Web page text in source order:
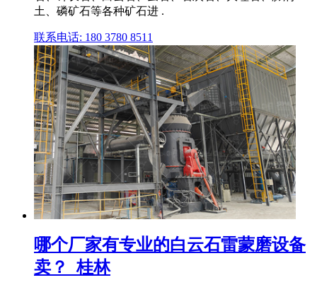
土、磷矿石等各种矿石进 .
联系电话: 180 3780 8511
哪个厂家有专业的白云石雷蒙磨设备
卖？_桂林